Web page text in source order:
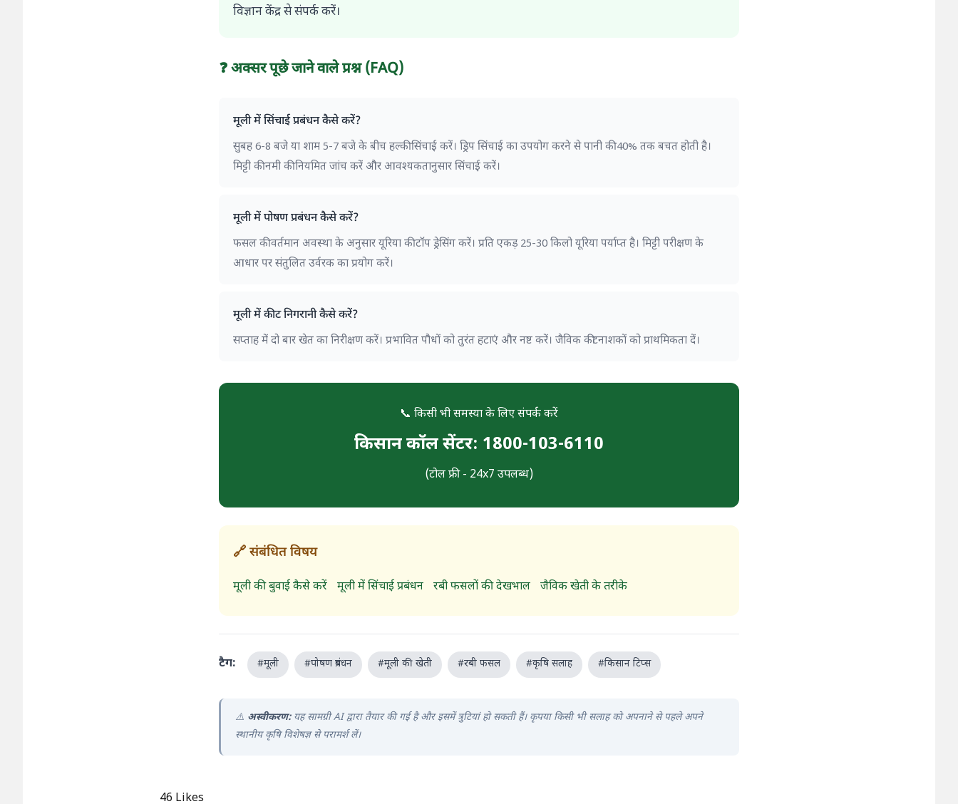
विज्ञान केंद्र से संपर्क करें।
❓ अक्सर पूछे जाने वाले प्रश्न (FAQ)
मूली में सिंचाई प्रबंधन कैसे करें?
सुबह 6-8 बजे या शाम 5-7 बजे के बीच हल्की सिंचाई करें। ड्रिप सिंचाई का उपयोग करने से पानी की 40% तक बचत होती है।
मिट्टी की नमी की नियमित जांच करें और आवश्यकतानुसार सिंचाई करें।
मूली में पोषण प्रबंधन कैसे करें?
फसल की वर्तमान अवस्था के अनुसार यूरिया की टॉप ड्रेसिंग करें। प्रति एकड़ 25-30 किलो यूरिया पर्याप्त है। मिट्टी परीक्षण के
आधार पर संतुलित उर्वरक का प्रयोग करें।
मूली में कीट निगरानी कैसे करें?
सप्ताह में दो बार खेत का निरीक्षण करें। प्रभावित पौधों को तुरंत हटाएं और नष्ट करें। जैविक कीटनाशकों को प्राथमिकता दें।
📞 किसी भी समस्या के लिए संपर्क करें
किसान कॉल सेंटर: 1800-103-6110
(टोल फ्री - 24x7 उपलब्ध)
🔗 संबंधित विषय
मूली की बुवाई कैसे करें मूली में सिंचाई प्रबंधन रबी फसलों की देखभाल जैविक खेती के तरीके
टैग: #मूली #पोषण प्रबंधन #मूली की खेती #रबी फसल #कृषि सलाह #किसान टिप्स
⚠️ अस्वीकरण: यह सामग्री AI द्वारा तैयार की गई है और इसमें त्रुटियां हो सकती हैं। कृपया किसी भी सलाह को अपनाने से पहले अपने
स्थानीय कृषि विशेषज्ञ से परामर्श लें।
46 Likes